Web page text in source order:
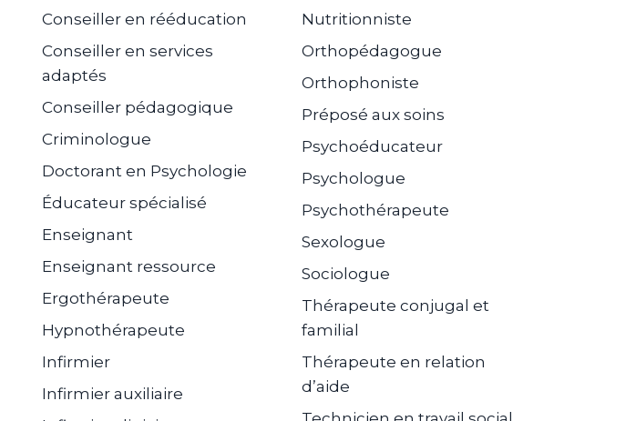
Conseiller en rééducation
Conseiller en services
adaptés
Conseiller pédagogique
Criminologue
Doctorant en Psychologie
Éducateur spécialisé
Enseignant
Enseignant ressource
Ergothérapeute
Hypnothérapeute
Infirmier
Infirmier auxiliaire
Nutritionniste
Orthopédagogue
Orthophoniste
Préposé aux soins
Psychoéducateur
Psychologue
Psychothérapeute
Sexologue
Sociologue
Thérapeute conjugal et
familial
Thérapeute en relation
d’aide